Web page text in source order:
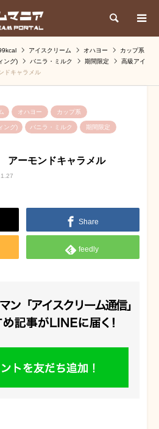
検索
アイスクリーム オハヨー
カップ系
ング) バニラ・ミルク 期間限定
高級アイ
ドキャラメル
オハヨー カップ系
ング) バニラ・ミルク 期間限定
アーモンドキャラメル
Share
feedly